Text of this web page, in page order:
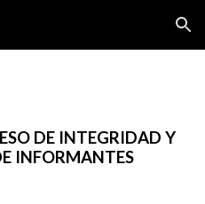
Skip to navigation
DE INTEGRIDAD Y
INFORMANTES